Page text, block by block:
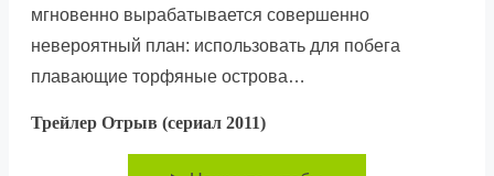
мгновенно вырабатывается совершенно
невероятный план: использовать для побега
плавающие торфяные острова…
Трейлер Отрыв (сериал 2011)